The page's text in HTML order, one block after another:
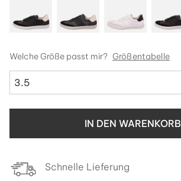
Welche Größe passt mir? Größentabelle
3.5
IN DEN WARENKORB
Schnelle Lieferung